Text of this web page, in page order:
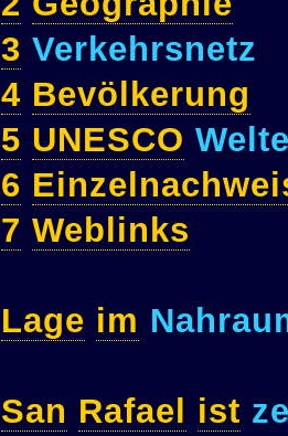
3 Verkehrsnetz
4 Bevölkerung
5 UNESCO
6
7 Weblinks
Lage im
San Rafael ist